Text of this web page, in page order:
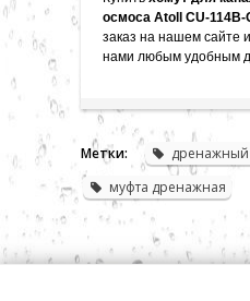
осмоса Atoll CU-114B-
заказ на нашем сайте
нами любым удобным
Метки: дренажный
муфта дренажная